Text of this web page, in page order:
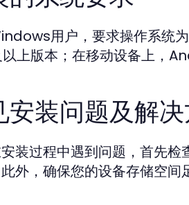
用户，要求操作系统
以上版本；在移动设备上，
安装问题及解
装过程中遇到问题，首先
外，确保您的设备存储空